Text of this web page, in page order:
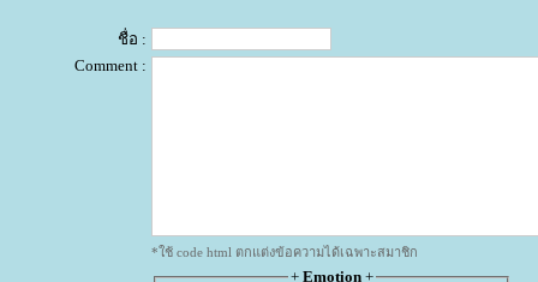
ชื่อ :
Comment :
*ใช้ code html ตกแต่งข้อความได้เฉพาะสมาชิก
+ Emotion+